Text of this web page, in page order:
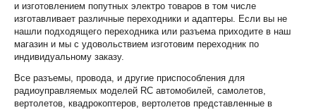
и изготовлением попутных электро товаров в том числе
изготавливает различные переходники и адаптеры. Если вы не
нашли подходящего переходника или разъема приходите в наш
магазин и мы с удовольствием изготовим переходник по
индивидуальному заказу.
Все разъемы, провода, и другие приспособления для
радиоуправляемых моделей RC автомобилей, самолетов,
вертолетов, квадрокоптеров, вертолетов представленные в